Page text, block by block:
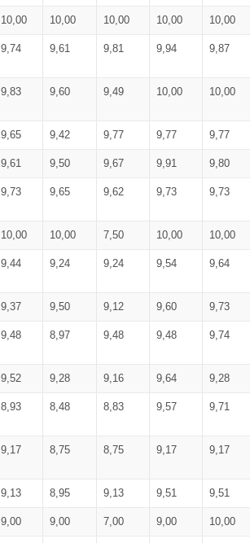
10,00 10,00 10,00 10,00 10,00
9,74 9,61 9,81 9,94 9,87
9,83 9,60 9,49 10,00 10,00
9,65 9,42 9,77 9,77 9,77
9,61 9,50 9,67 9,91 9,80
9,73 9,65 9,62 9,73 9,73
10,00 10,00 7,50 10,00 10,00
9,44 9,24 9,24 9,54 9,64
9,37 9,50 9,12 9,60 9,73
9,48 8,97 9,48 9,48 9,74
9,52 9,28 9,16 9,64 9,28
8,93 8,48 8,83 9,57 9,71
9,17 8,75 8,75 9,17 9,17
9,13 8,95 9,13 9,51 9,51
9,00 9,00 7,00 9,00 10,00